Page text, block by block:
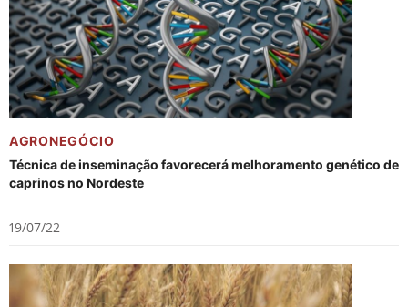
AGRONEGÓCIO
Técnica de inseminação favorecerá melhoramento genético de
caprinos no Nordeste
19/07/22